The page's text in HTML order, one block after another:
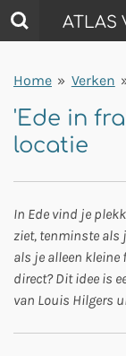
Ga
direct
de
ATLAS
Home » Verken
'Ede in
locatie
In Ede vind je
ziet, tenminste als
als je alleen kleine
direct? Dit idee is
van Louis Hilgers